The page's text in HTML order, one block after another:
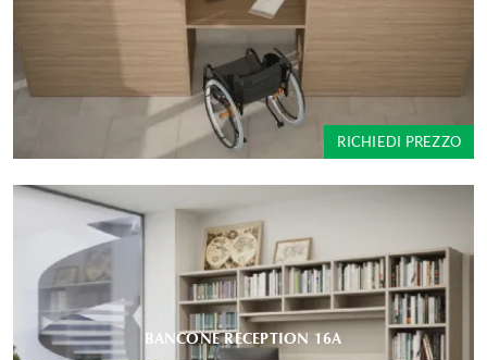
RICHIEDI PREZZO
BANCONE RECEPTION 16A